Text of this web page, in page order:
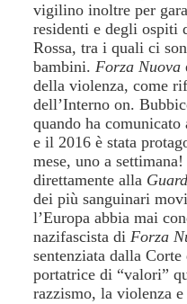
vigilino inoltre per
residenti e degli ospiti
Rossa, tra i quali ci
bambini.Forza Nuova
della violenza, come
dell’Interno on.
quando ha
e il 2016 è stata
mese, uno a
direttamente alla
dei più sanguinari
l’Europa abbia mai
nazifascista diForza
sentenziata dalla
portatrice di “valori”
razzismo, la violenza